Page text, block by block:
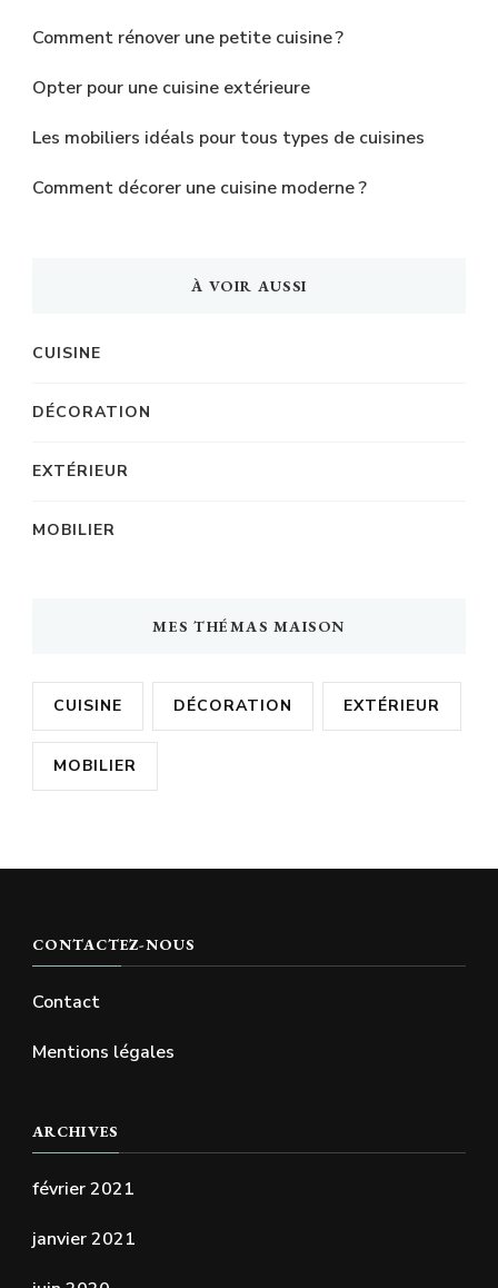
Comment rénover une petite cuisine ?
Opter pour une cuisine extérieure
Les mobiliers idéals pour tous types de cuisines
Comment décorer une cuisine moderne ?
À VOIR AUSSI
CUISINE
DÉCORATION
EXTÉRIEUR
MOBILIER
MES THÉMAS MAISON
CUISINE DÉCORATION EXTÉRIEUR
MOBILIER
CONTACTEZ-NOUS
Contact
Mentions légales
ARCHIVES
février 2021
janvier 2021